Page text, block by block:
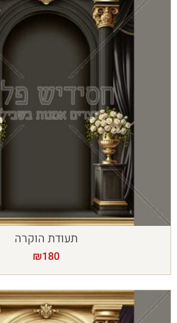
תעודת הוקרה
₪180